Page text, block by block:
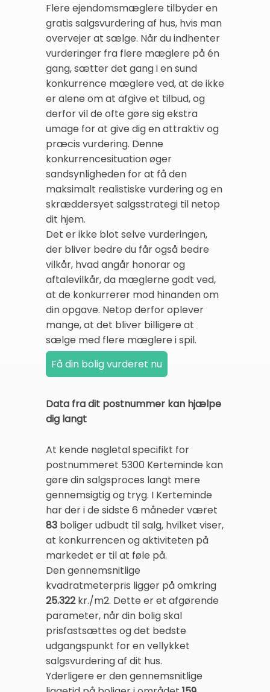
Flere ejendomsmæglere tilbyder en
gratis salgsvurdering af hus, hvis man
overvejer at sælge. Når du indhenter
vurderinger fra flere mæglere på én
gang, sætter det gang i en sund
konkurrence mæglere ved, at de ikke
er alene om at afgive et tilbud, og
derfor vil de ofte gøre sig ekstra
umage for at give dig en attraktiv og
præcis vurdering. Denne
konkurrencesituation øger
sandsynligheden for at få den
maksimalt realistiske vurdering og en
skræddersyet salgsstrategi til netop
dit hjem.
Det er ikke blot selve vurderingen,
der bliver bedre du får også bedre
vilkår, hvad angår honorar og
aftalevilkår, da mæglerne godt ved,
at de konkurrerer mod hinanden om
din opgave. Netop derfor oplever
mange, at det bliver billigere at
sælge med flere mæglere i spil.
Data fra dit postnummer kan hjælpe
dig langt
At kende nøgletal specifikt for
postnummeret 5300 Kerteminde kan
gøre din salgsproces langt mere
gennemsigtig og tryg. I Kerteminde
har der i de sidste 6 måneder været
83 boliger udbudt til salg, hvilket viser,
at konkurrencen og aktiviteten på
markedet er til at føle på.
Den gennemsnitlige
kvadratmeterpris ligger på omkring
25.322kr./m2. Dette er et afgørende
parameter, når din bolig skal
prisfastsættes og det bedste
udgangspunkt for en vellykket
salgsvurdering af dit hus.
Yderligere er den gennemsnitlige